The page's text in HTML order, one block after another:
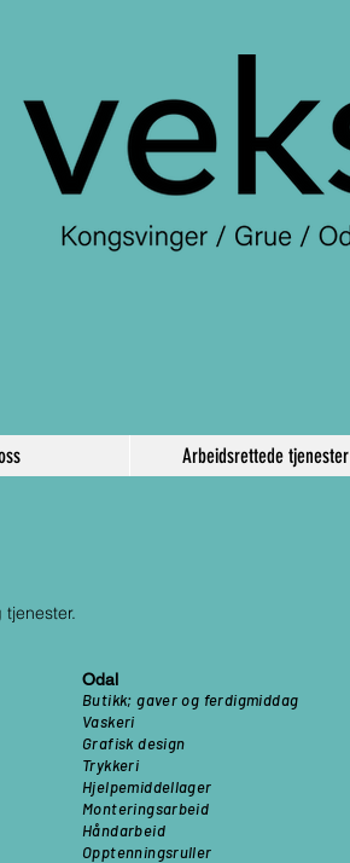
Arbeidsrettede tjenester
Odal
Butikk; gaver og ferdigmiddag
Vaskeri
Grafisk design
Trykkeri
Hjelpemiddellager
Monteringsarbeid
Håndarbeid
Opptenningsruller